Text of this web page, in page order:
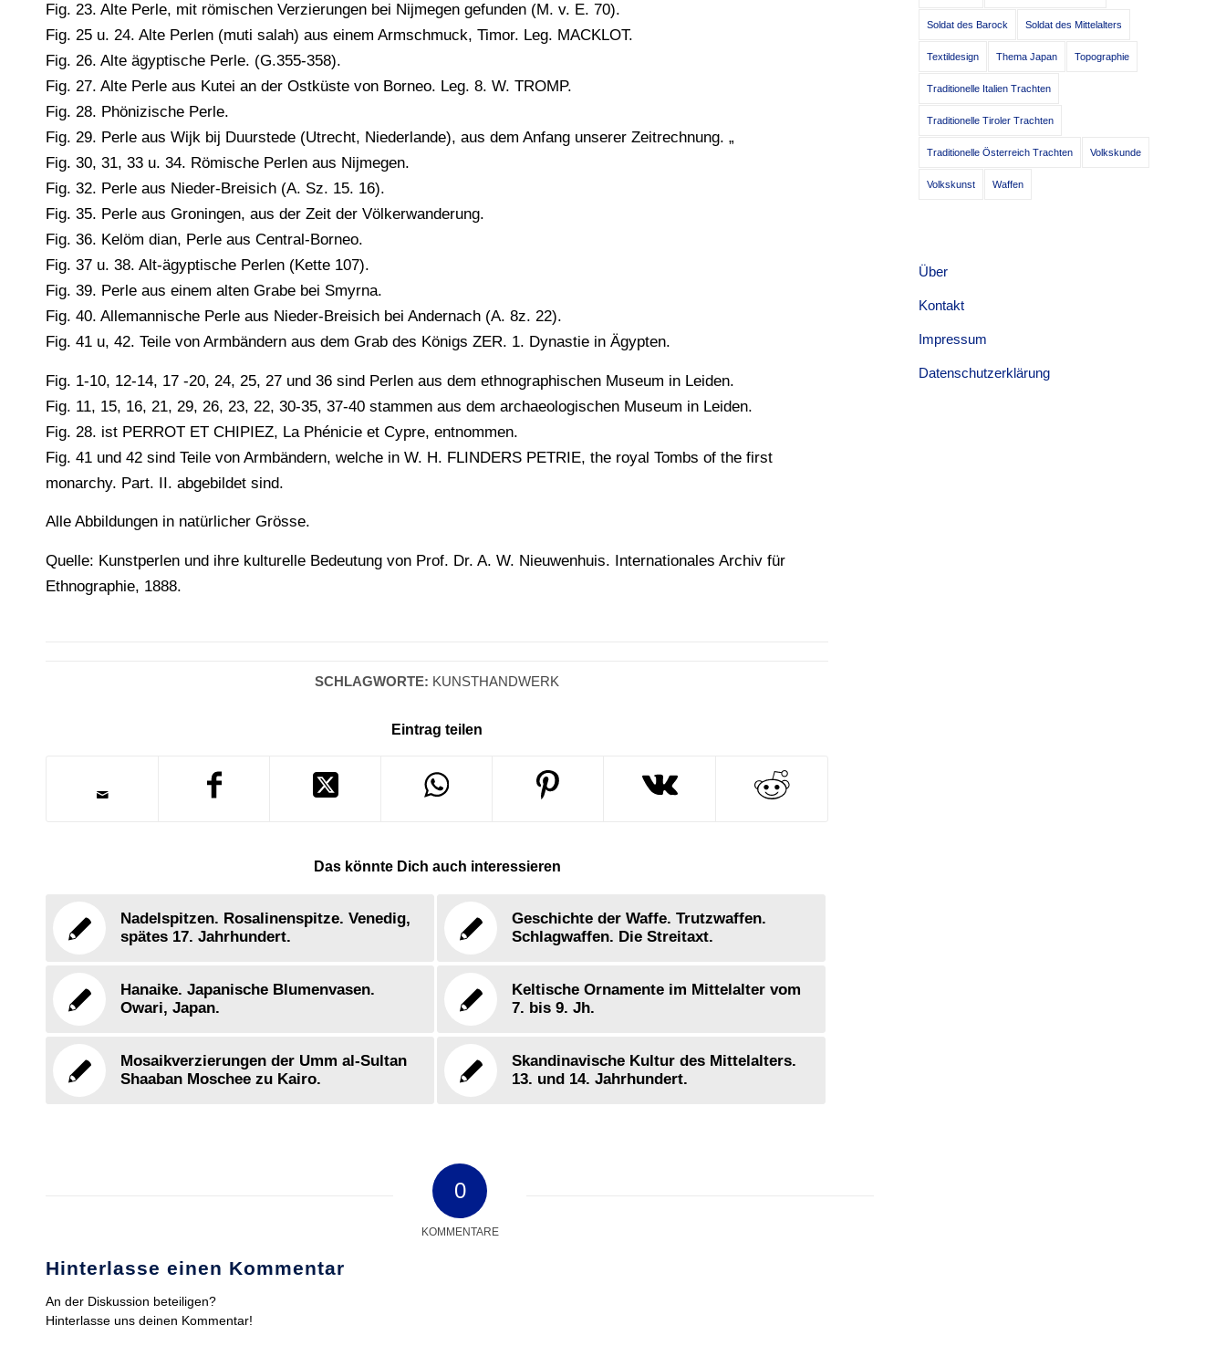
Fig. 23. Alte Perle, mit römischen Verzierungen bei Nijmegen gefunden (M. v. E. 70).
Fig. 25 u. 24. Alte Perlen (muti salah) aus einem Armschmuck, Timor. Leg. MACKLOT.
Fig. 26. Alte ägyptische Perle. (G.355-358).
Fig. 27. Alte Perle aus Kutei an der Ostküste von Borneo. Leg. 8. W. TROMP.
Fig. 28. Phönizische Perle.
Fig. 29. Perle aus Wijk bij Duurstede (Utrecht, Niederlande), aus dem Anfang unserer Zeitrechnung. „
Fig. 30, 31, 33 u. 34. Römische Perlen aus Nijmegen.
Fig. 32. Perle aus Nieder-Breisich (A. Sz. 15. 16).
Fig. 35. Perle aus Groningen, aus der Zeit der Völkerwanderung.
Fig. 36. Kelöm dian, Perle aus Central-Borneo.
Fig. 37 u. 38. Alt-ägyptische Perlen (Kette 107).
Fig. 39. Perle aus einem alten Grabe bei Smyrna.
Fig. 40. Allemannische Perle aus Nieder-Breisich bei Andernach (A. 8z. 22).
Fig. 41 u, 42. Teile von Armbändern aus dem Grab des Königs ZER. 1. Dynastie in Ägypten.
Fig. 1-10, 12-14, 17 -20, 24, 25, 27 und 36 sind Perlen aus dem ethnographischen Museum in Leiden.
Fig. 11, 15, 16, 21, 29, 26, 23, 22, 30-35, 37-40 stammen aus dem archaeologischen Museum in Leiden.
Fig. 28. ist PERROT ET CHIPIEZ, La Phénicie et Cypre, entnommen.
Fig. 41 und 42 sind Teile von Armbändern, welche in W. H. FLINDERS PETRIE, the royal Tombs of the first
monarchy. Part. II. abgebildet sind.
Alle Abbildungen in natürlicher Grösse.
Quelle: Kunstperlen und ihre kulturelle Bedeutung von Prof. Dr. A. W. Nieuwenhuis. Internationales Archiv für
Ethnographie, 1888.
SCHLAGWORTE: KUNSTHANDWERK
Eintrag teilen
Das könnte Dich auch interessieren
Nadelspitzen. Rosalinenspitze. Venedig,
spätes 17. Jahrhundert.
Geschichte der Waffe. Trutzwaffen.
Schlagwaffen. Die Streitaxt.
Hanaike. Japanische Blumenvasen.
Owari, Japan.
Keltische Ornamente im Mittelalter vom
7. bis 9. Jh.
Mosaikverzierungen der Umm al-Sultan
Shaaban Moschee zu Kairo.
Skandinavische Kultur des Mittelalters.
13. und 14. Jahrhundert.
0
KOMMENTARE
Hinterlasse einen Kommentar
An der Diskussion beteiligen?
Hinterlasse uns deinen Kommentar!
Soldat des Barock Soldat des Mittelalters
Textildesign Thema Japan Topographie
Traditionelle Italien Trachten
Traditionelle Tiroler Trachten
Traditionelle Österreich Trachten Volkskunde
Volkskunst Waffen
Über
Kontakt
Impressum
Datenschutzerklärung